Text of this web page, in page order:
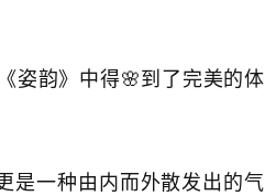
姿韵》中得🌸到了完美的体
是一种由内而外散发出的气